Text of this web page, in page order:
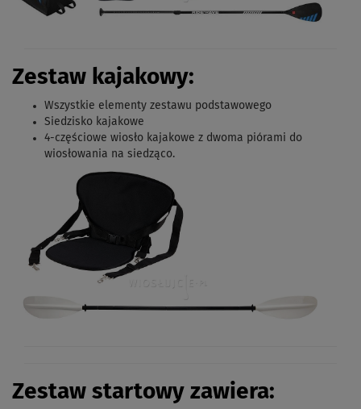
Zestaw kajakowy:
Wszystkie elementy zestawu podstawowego
Siedzisko kajakowe
4-częściowe wiosło kajakowe z dwoma piórami do
wiosłowania na siedząco.
Zestaw startowy zawiera: